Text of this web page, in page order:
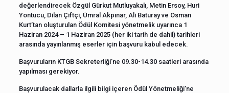
değerlendirecek Özgül Gürkut Mutluyakalı, Metin Ersoy, Huri
Yontucu, Dilan Çiftçi, Ümral Akpınar, Ali Baturay ve Osman
Kurt’tan oluşturulan Ödül Komitesi yönetmelik uyarınca 1
Haziran 2024 – 1 Haziran 2025 (her iki tarih de dahil) tarihleri
arasında yayınlanmış eserler için başvuru kabul edecek.
Başvuruların KTGB Sekreterliği’ne 09.30-14.30 saatleri arasında
yapılması gerekiyor.
Başvurulacak dallarla ilgili bilgi içeren Ödül Yönetmeliği’ne